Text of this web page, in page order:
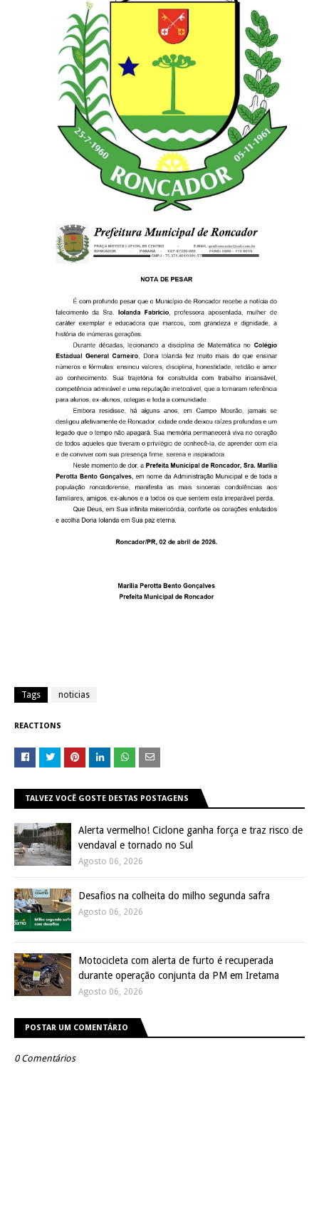
Tags noticias
REACTIONS
TALVEZ VOCÊ GOSTE DESTAS POSTAGENS
Alerta vermelho! Ciclone ganha força e traz risco de
vendaval e tornado no Sul
Agosto 06, 2026
Desafios na colheita do milho segunda safra
Agosto 06, 2026
Motocicleta com alerta de furto é recuperada
durante operação conjunta da PM em Iretama
Agosto 06, 2026
POSTAR UM COMENTÁRIO
0 Comentários